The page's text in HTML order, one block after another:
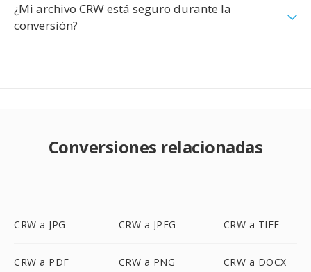
¿Mi archivo CRW está seguro durante la
conversión?
Conversiones relacionadas
CRW a JPG CRW a JPEG CRW a TIFF
CRW a PDF CRW a PNG CRW a DOCX